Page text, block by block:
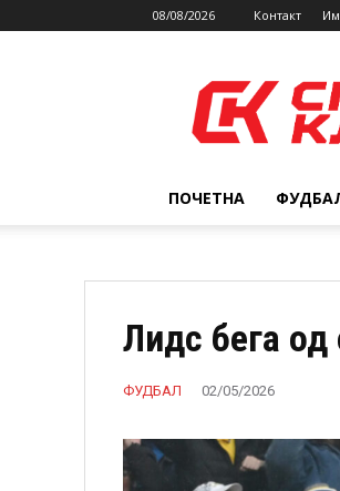
08/08/2026 Контакт
ПОЧЕТНА
Лидс бега од
ФУДБАЛ 02/05/2026